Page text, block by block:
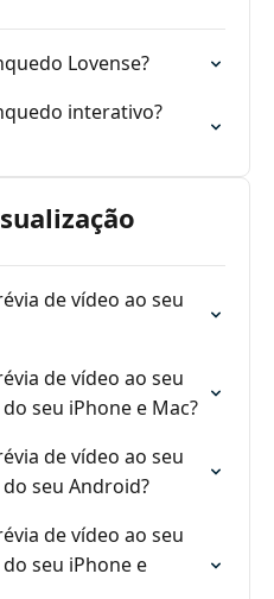
Lovense?
interativo?
de vídeo ao seu
de vídeo ao seu
seu iPhone e Mac?
de vídeo ao seu
seu Android?
de vídeo ao seu
seu iPhone e